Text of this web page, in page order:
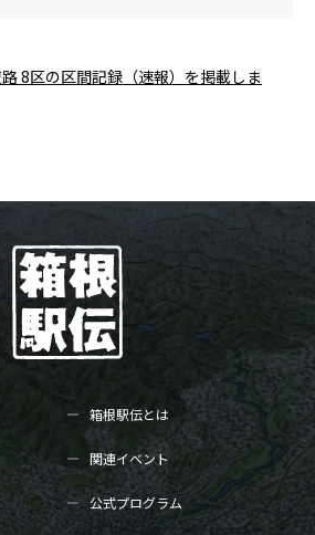
8区の区間記録（速報）を掲載しま
箱根駅伝とは
関連イベント
公式プログラム